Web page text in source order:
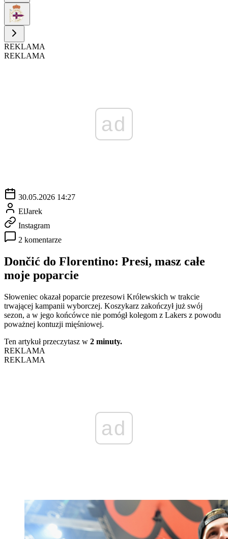
REKLAMA
REKLAMA
ad
30.05.2026 14:27
ElJarek
Instagram
2 komentarze
Dončić do Florentino: Presi, masz całe
moje poparcie
Słoweniec okazał poparcie prezesowi Królewskich w trakcie
trwającej kampanii wyborczej. Koszykarz zakończył już swój
sezon, a w jego końcówce nie pomógł kolegom z Lakers z powodu
poważnej kontuzji mięśniowej.
Ten artykuł przeczytasz w 2 minuty.
REKLAMA
REKLAMA
ad